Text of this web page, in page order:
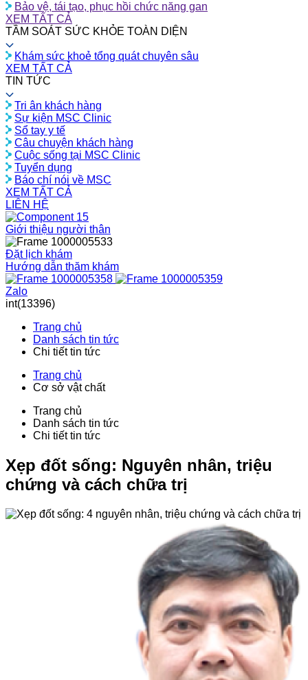
Bảo vệ, tái tạo, phục hồi chức năng gan
XEM TẤT CẢ
TẦM SOÁT SỨC KHỎE TOÀN DIỆN
Khám sức khoẻ tổng quát chuyên sâu
XEM TẤT CẢ
TIN TỨC
Tri ân khách hàng
Sự kiện MSC Clinic
Sổ tay y tế
Câu chuyện khách hàng
Cuộc sống tại MSC Clinic
Tuyển dụng
Báo chí nói về MSC
XEM TẤT CẢ
LIÊN HỆ
Giới thiệu người thân
Đặt lịch khám
Hướng dẫn thăm khám
Zalo
int(13396)
Trang chủ
Danh sách tin tức
Chi tiết tin tức
Trang chủ
Cơ sở vật chất
Trang chủ
Danh sách tin tức
Chi tiết tin tức
Xẹp đốt sống: Nguyên nhân, triệu
chứng và cách chữa trị